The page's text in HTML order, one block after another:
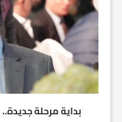
بداية مرحلة